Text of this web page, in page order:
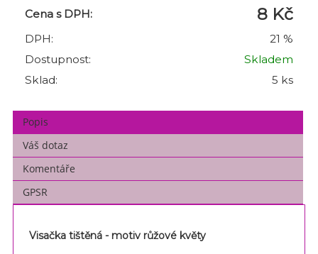
Cena s DPH:
8 Kč
DPH:
21 %
Dostupnost:
Skladem
Sklad:
5 ks
Popis
Váš dotaz
Komentáře
GPSR
Visačka tištěná - motiv růžové květy